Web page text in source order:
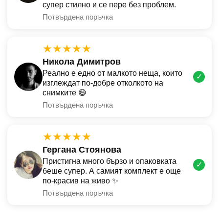
супер стилно и се пере без проблем.
Потвърдена поръчка
★★★★★
Никола Димитров
Реално е едно от малкото неща, които
изглеждат по-добре отколкото на
снимките 😄
Потвърдена поръчка
✓
★★★★★
Гергана Стоянова
Пристигна много бързо и опаковката
беше супер. А самият комплект е още
по-красив на живо ✨
Потвърдена поръчка
✓